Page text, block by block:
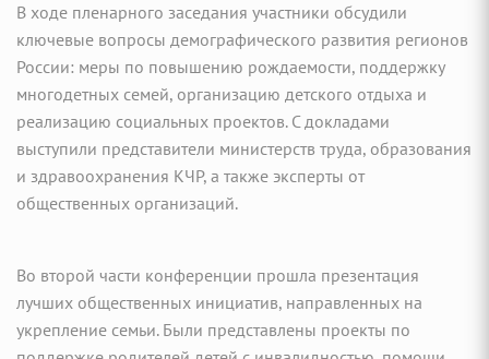
В ходе пленарного заседания участники обсудили
ключевые вопросы демографического развития регионов
России: меры по повышению рождаемости, поддержку
многодетных семей, организацию детского отдыха и
реализацию социальных проектов. С докладами
выступили представители министерств труда, образования
и здравоохранения КЧР, а также эксперты от
общественных организаций.
Во второй части конференции прошла презентация
лучших общественных инициатив, направленных на
укрепление семьи. Были представлены проекты по